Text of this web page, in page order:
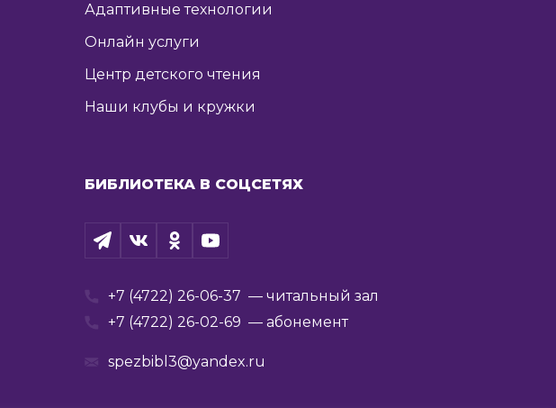
Адаптивные технологии
Онлайн услуги
Центр детского чтения
Наши клубы и кружки
БИБЛИОТЕКА В СОЦСЕТЯХ
+7 (4722) 26-06-37 — читальный зал
+7 (4722) 26-02-69 — абонемент
spezbibl3@yandex.ru